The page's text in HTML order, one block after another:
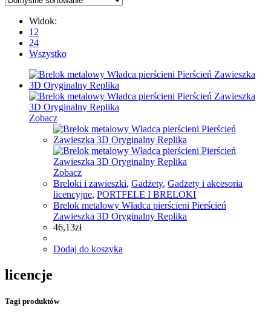
Widok:
12
24
Wszystko
Zobacz
Zobacz
Breloki i zawieszki, Gadżety, Gadżety i akcesoria
licencyjne, PORTFELE I BRELOKI
Brelok metalowy Władca pierścieni Pierścień
Zawieszka 3D Oryginalny Replika
46,13zł
Dodaj do koszyka
licencje
Tagi produktów